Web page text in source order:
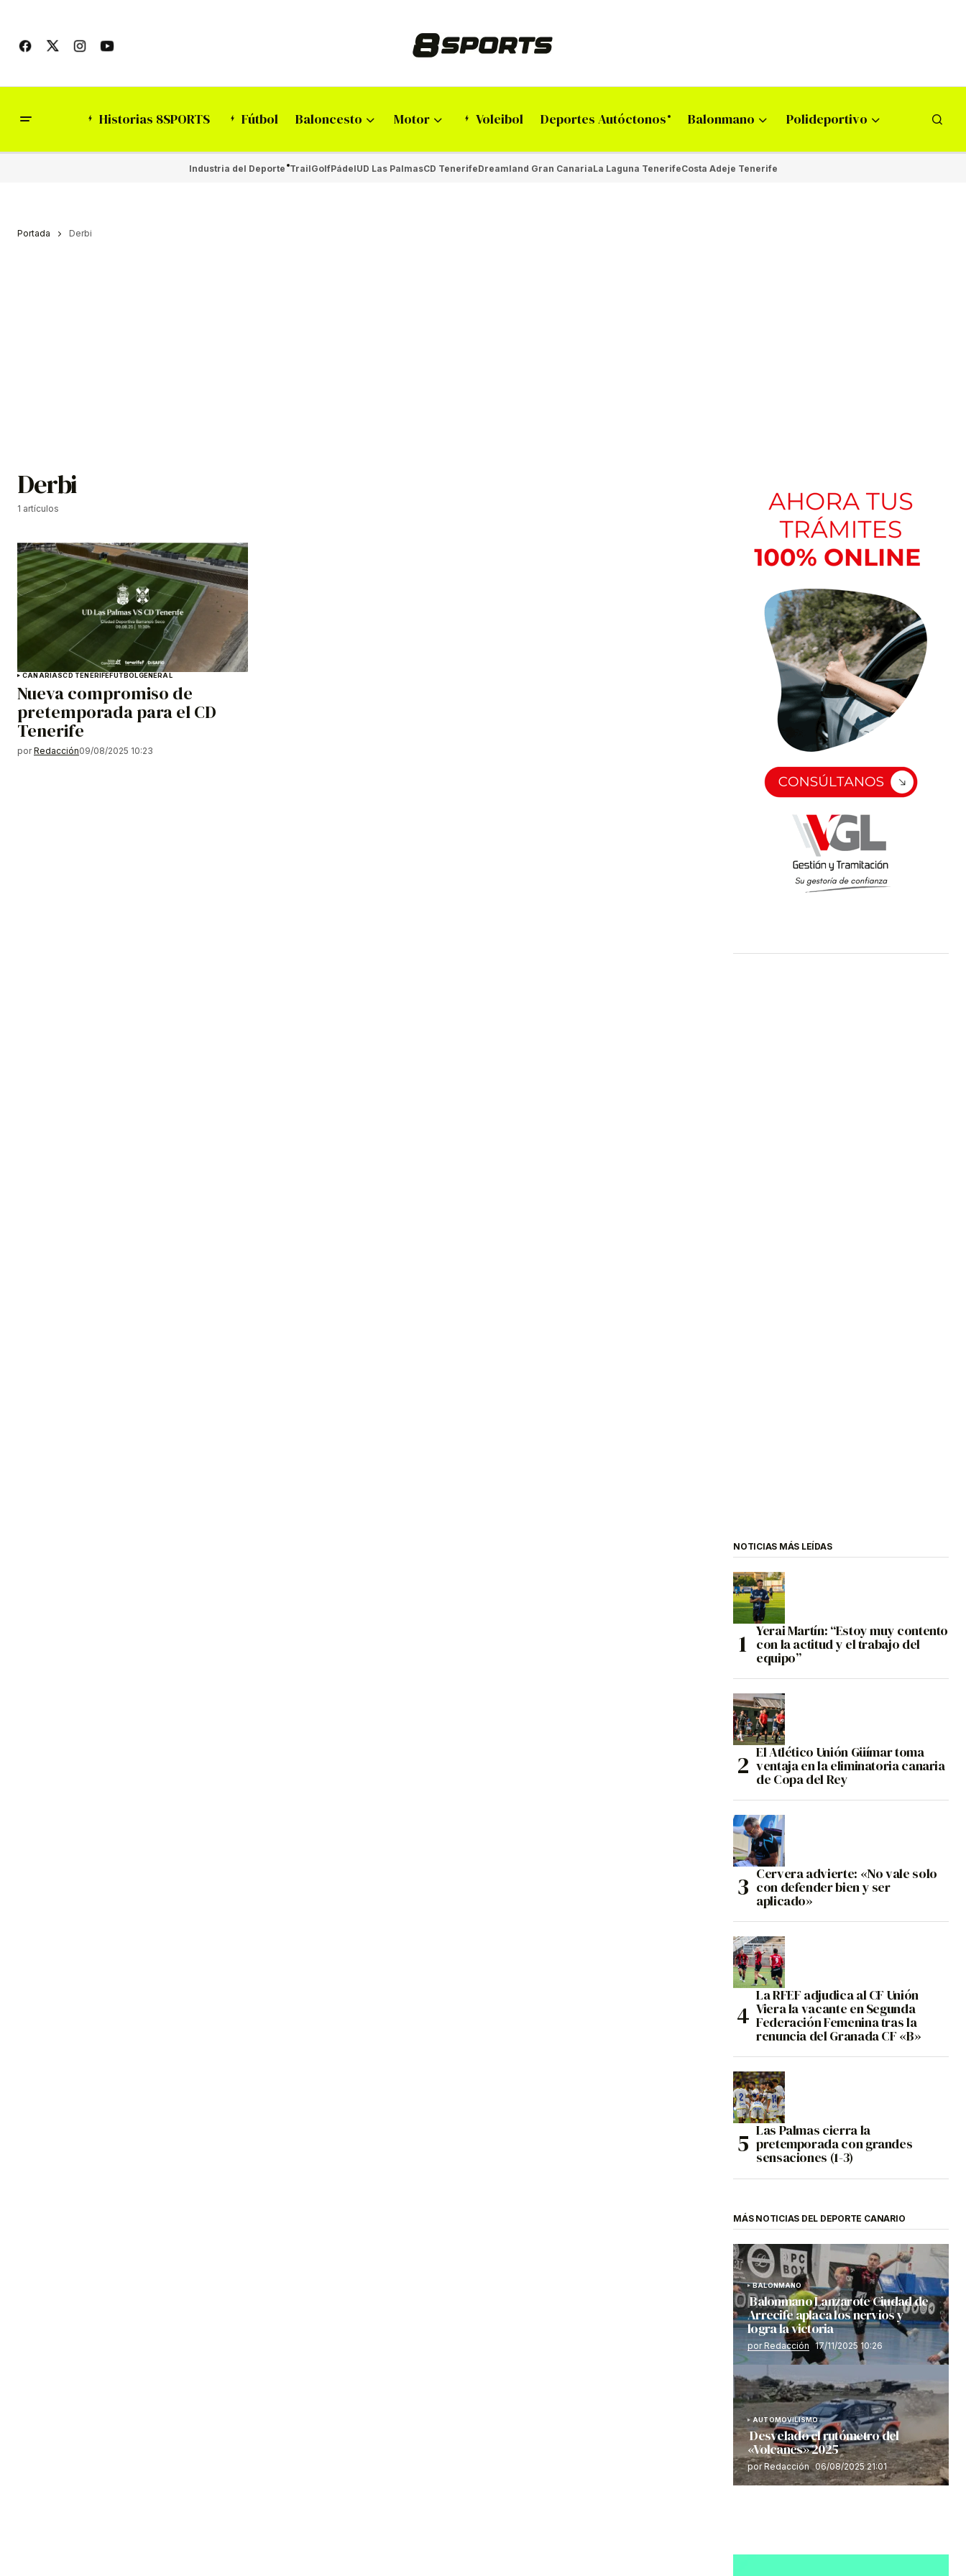
Historias 8SPORTS Fútbol Baloncesto Motor Voleibol Deportes Autóctonos Balonmano Polideportivo
Industria del Deporte TrailGolfPádelUD Las PalmasCD TenerifeDreamland Gran CanariaLa Laguna TenerifeCosta Adeje Tenerife
Portada Derbi
Derbi
1 artículos
CANARIASCD TENERIFEFÚTBOLGENERAL
Nueva compromiso de
pretemporada para el CD
Tenerife
por Redacción09/08/2025 10:23
NOTICIAS MÁS LEÍDAS
Yerai Martín: “Estoy muy contento
con la actitud y el trabajo del
equipo”
El Atlético Unión Güímar toma
ventaja en la eliminatoria canaria
de Copa del Rey
Cervera advierte: «No vale solo
con defender bien y ser
aplicado»
La RFEF adjudica al CF Unión
Viera la vacante en Segunda
Federación Femenina tras la
renuncia del Granada CF «B»
Las Palmas cierra la
pretemporada con grandes
sensaciones (1-3)
MÁS NOTICIAS DEL DEPORTE CANARIO
BALONMANO
Balonmano Lanzarote Ciudad de
Arrecife aplaca los nervios y
logra la victoria
por Redacción 17/11/2025 10:26
AUTOMOVILISMO
Desvelado el rutómetro del
«Volcanes» 2025
por Redacción 06/08/2025 21:01